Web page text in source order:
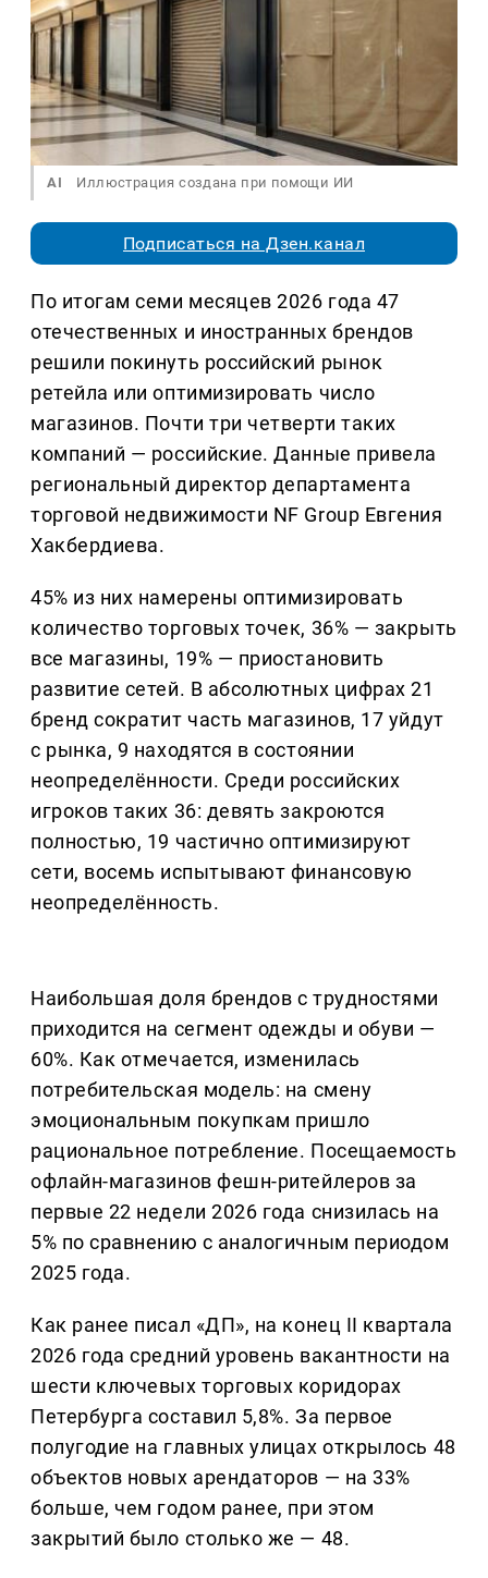
AI Иллюстрация создана при помощи ИИ
Подписаться на Дзен.канал
По итогам семи месяцев 2026 года 47
отечественных и иностранных брендов
решили покинуть российский рынок
ретейла или оптимизировать число
магазинов. Почти три четверти таких
компаний — российские. Данные привела
региональный директор департамента
торговой недвижимости NF Group Евгения
Хакбердиева.
45% из них намерены оптимизировать
количество торговых точек, 36% — закрыть
все магазины, 19% — приостановить
развитие сетей. В абсолютных цифрах 21
бренд сократит часть магазинов, 17 уйдут
с рынка, 9 находятся в состоянии
неопределённости. Среди российских
игроков таких 36: девять закроются
полностью, 19 частично оптимизируют
сети, восемь испытывают финансовую
неопределённость.
Наибольшая доля брендов с трудностями
приходится на сегмент одежды и обуви —
60%. Как отмечается, изменилась
потребительская модель: на смену
эмоциональным покупкам пришло
рациональное потребление. Посещаемость
офлайн-магазинов фешн-ритейлеров за
первые 22 недели 2026 года снизилась на
5% по сравнению с аналогичным периодом
2025 года.
Как ранее писал «ДП», на конец II квартала
2026 года средний уровень вакантности на
шести ключевых торговых коридорах
Петербурга составил 5,8%. За первое
полугодие на главных улицах открылось 48
объектов новых арендаторов — на 33%
больше, чем годом ранее, при этом
закрытий было столько же — 48.